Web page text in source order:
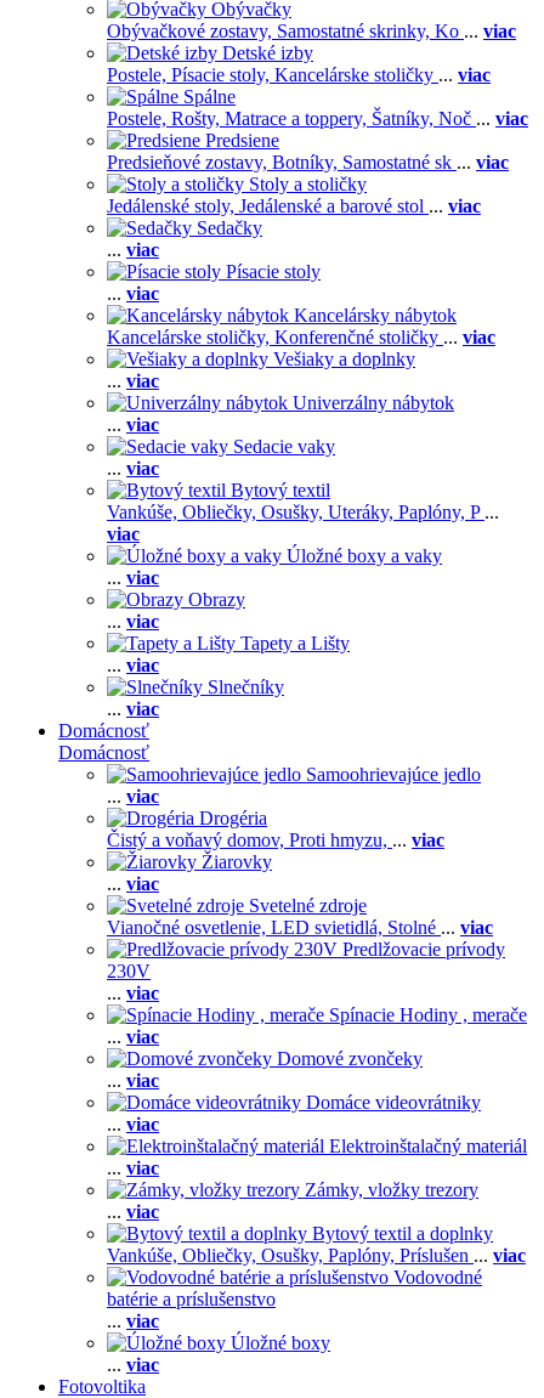
Obývačky
Obývačkové zostavy, Samostatné skrinky, Ko ... viac
Detské izby
Postele, Písacie stoly, Kancelárske stoličky ... viac
Spálne
Postele, Rošty, Matrace a toppery, Šatníky, Noč ... viac
Predsiene
Predsieňové zostavy, Botníky, Samostatné sk ... viac
Stoly a stoličky
Jedálenské stoly, Jedálenské a barové stol ... viac
Sedačky
... viac
Písacie stoly
... viac
Kancelársky nábytok
Kancelárske stoličky, Konferenčné stoličky ... viac
Vešiaky a doplnky
... viac
Univerzálny nábytok
... viac
Sedacie vaky
... viac
Bytový textil
Vankúše, Obliečky, Osušky, Uteráky, Paplóny, P ...
viac
Úložné boxy a vaky
... viac
Obrazy
... viac
Tapety a Lišty
... viac
Slnečníky
... viac
Domácnosť
Domácnosť
Samoohrievajúce jedlo
... viac
Drogéria
Čistý a voňavý domov, Proti hmyzu, ... viac
Žiarovky
... viac
Svetelné zdroje
Vianočné osvetlenie, LED svietidlá, Stolné ... viac
Predlžovacie prívody
230V
... viac
Spínacie Hodiny , merače
... viac
Domové zvončeky
... viac
Domáce videovrátniky
... viac
Elektroinštalačný materiál
... viac
Zámky, vložky trezory
... viac
Bytový textil a doplnky
Vankúše, Obliečky, Osušky, Paplóny, Príslušen ... viac
Vodovodné
batérie a príslušenstvo
... viac
Úložné boxy
... viac
Fotovoltika